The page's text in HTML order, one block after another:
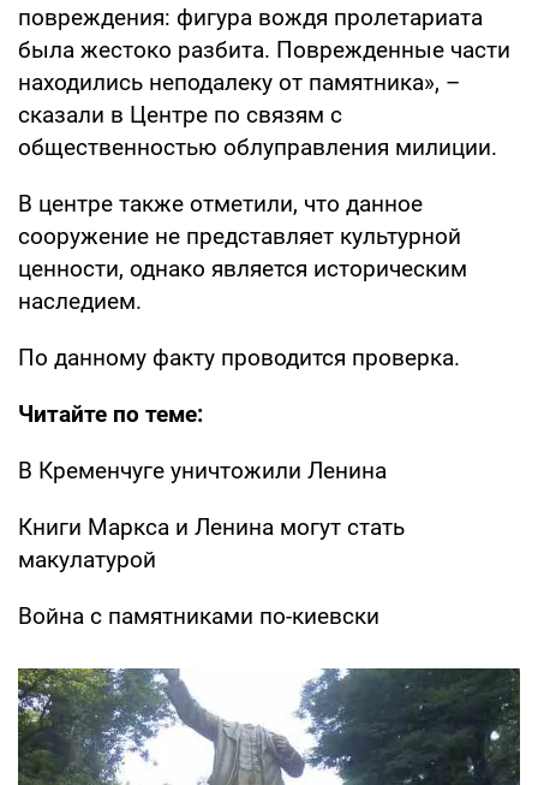
повреждения: фигура вождя пролетариата
была жестоко разбита. Поврежденные части
находились неподалеку от памятника», –
сказали в Центре по связям с
общественностью облуправления милиции.
В центре также отметили, что данное
сооружение не представляет культурной
ценности, однако является историческим
наследием.
По данному факту проводится проверка.
Читайте по теме:
В Кременчуге уничтожили Ленина
Книги Маркса и Ленина могут стать
макулатурой
Война с памятниками по-киевски